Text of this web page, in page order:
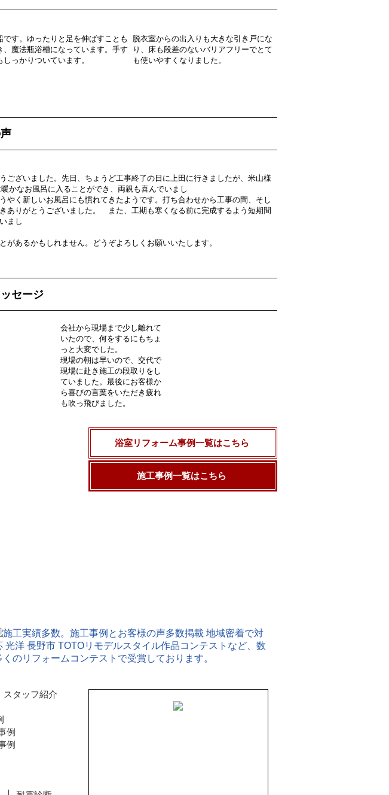
です。ゆったりと足を伸ばすことも
、魔法瓶浴槽になっています。手す
しっかりついています。
脱衣室からの出入りも大きな引き戸にな
り、床も段差のないバリアフリーでとて
も使いやすくなりました。
ございました。先日、ちょうど工事終了の日に上田に行きましたが、米山様
かなお風呂に入ることができ、両親も喜んでいまし
も慣れてきたようです。打ち合わせから工事の間、そし
ありがとうございました。 また、工期も寒くなる前に完成するよう短期間
まし
。
があるかもしれません。どうぞよろしくお願いいたします。
セージ
会社から現場まで少し離れて
いたので、何をするにもちょ
っと大変でした。
現場の朝は早いので、交代で
現場に赴き施工の段取りをし
ていました。最後にお客様か
ら喜びの言葉をいただき疲れ
も吹っ飛びました。
浴室リフォーム事例一覧はこちら
施工事例一覧はこちら
スタッフ紹介
例
例